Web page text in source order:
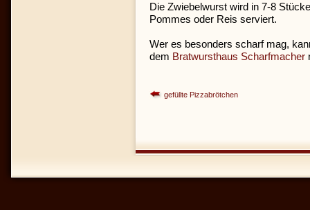
Die Zwiebelwurst wird in 7-8
Pommes oder Reis serviert.
Wer es besonders scharf mag,
dem Bratwursthaus Scharfmacher
gefüllte Pizzabrötchen